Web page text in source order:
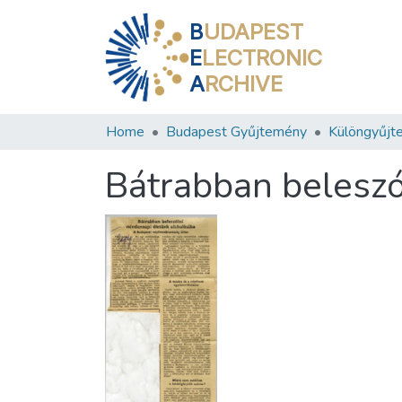
BUDAPEST
ELECTRONIC
ARCHIVE
Home Budapest Gyűjtemény
Bátrabban